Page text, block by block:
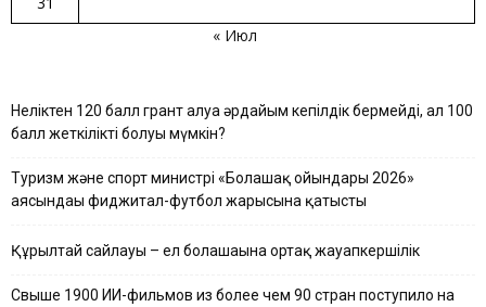
« Июл
Неліктен 120 балл грант алуға әрдайым кепілдік бермейді, ал 100
балл жеткілікті болуы мүмкін?
Туризм және спорт министрі «Болашақ ойындары 2026»
аясындағы фиджитал-футбол жарысына қатысты
Құрылтай сайлауы – ел болашағына ортақ жауапкершілік
Свыше 1900 ИИ-фильмов из более чем 90 стран поступило на